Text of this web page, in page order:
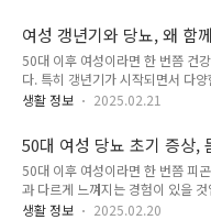
문제수난이도재무회계100점40문
제중상원가관리회계40점20문제상
합니다.특히 직장인이나 기존 경력
매우 현실적인 선택지입니다. 다만
비용 총정리를 정확히 이해해야 향
준비할 수 있습니다.💡 핵심 정보:
심이지만 1년에 1~2주 정도의 출
습니다. 사회복지사 2급 학점은행
악하기 위해서는 과목당 학비, 학기
여성 갱년기와 당뇨, 왜 함
50대 이후 여성이라면 한 번쯤 건
다. 특히 갱년기가 시작되면서 다
는데요. 문제는 이 시기에 당뇨병을
대 여성의 당뇨병 유병률은 약
며, 갱년기 이후 그 비율이 더욱 증
면 갱년기와 당뇨는 어떤 관계가 있
서 당뇨 위험이 높아지는 걸까요?
에 직접적인 영향을 미치는 걸까요
생활 정보 2025.02.21
50대 여성 당뇨 초기 증상,
고
50대 이후 여성이라면 한 번쯤 피
과 다르게 느껴지는 경험이 있을
지", "갱년기 때문이겠지"라고 넘기
생활 정보 2025.02.20